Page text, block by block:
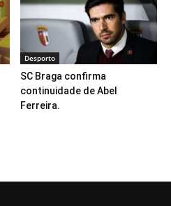
Desporto
SC Braga confirma
continuidade de Abel
Ferreira.